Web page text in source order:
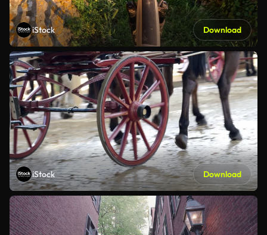
iStock Download
iStock Download